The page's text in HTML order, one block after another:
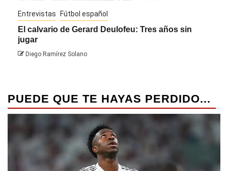
Entrevistas Fútbol español
El calvario de Gerard Deulofeu: Tres años sin
jugar
Diego Ramírez Solano
PUEDE QUE TE HAYAS PERDIDO...